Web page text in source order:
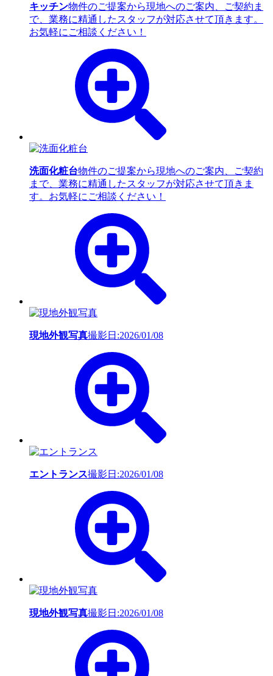
キッチン物件のご提案から現地へのご案内、ご契約ま
で、業務に精通したスタッフが対応させて頂きます。
お気軽にご相談ください！
洗面化粧台物件のご提案から現地へのご案内、ご契約
まで、業務に精通したスタッフが対応させて頂きま
す。お気軽にご相談ください！
現地外観写真撮影日:2026/01/08
エントランス撮影日:2026/01/08
現地外観写真撮影日:2026/01/08